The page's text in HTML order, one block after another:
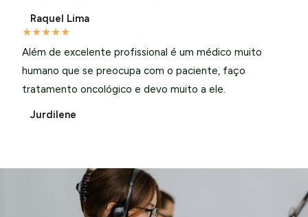
Raquel Lima
★★★★★
Além de excelente profissional é um médico muito
humano que se preocupa com o paciente, faço
tratamento oncológico e devo muito a ele.
Jurdilene